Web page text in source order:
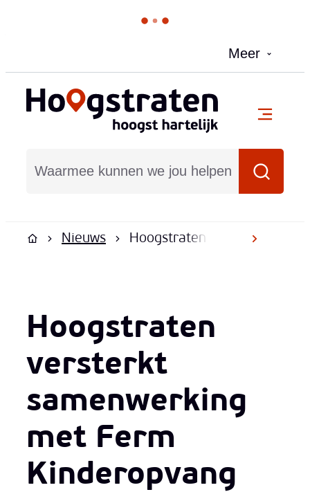
Meer
Hoogstraten
Zoeken
menu
scroll
Startpagina
Nieuws Hoogstraten versterkt
Hoogstraten
versterkt
samenwerking
met Ferm
Kinderopvang